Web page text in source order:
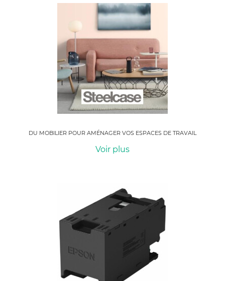
DU MOBILIER POUR AMÉNAGER VOS ESPACES DE TRAVAIL
Voir plus